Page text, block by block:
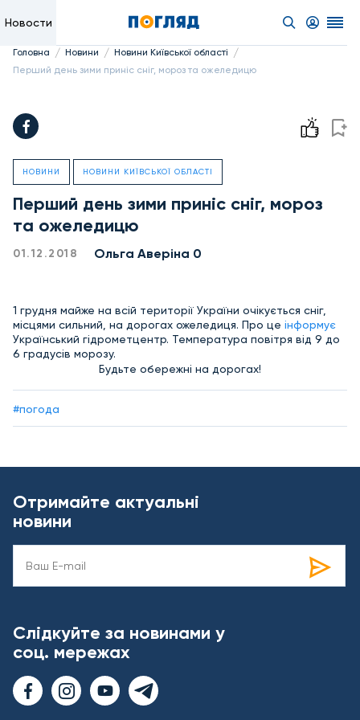
Новости
Головна / Новини / Новини Київської області /
Перший день зими приніс сніг, мороз та ожеледицю
НОВИНИ НОВИНИ КИЇВСЬКОЇ ОБЛАСТІ
Перший день зими приніс сніг, мороз
та ожеледицю
01.12.2018 Ольга Аверіна 0
1 грудня майже на всій території України очікується сніг,
місцями сильний, на дорогах ожеледиця. Про це інформує
Український гідрометцентр. Температура повітря від 9 до
6 градусів морозу.
Будьте обережні на дорогах!
#погода
Отримайте актуальні
новини
Слідкуйте за новинами у
соц. мережах